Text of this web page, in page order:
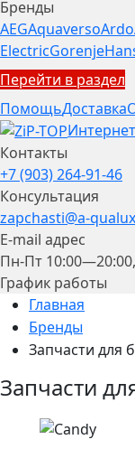
Бренды
AEGAquaversoArdo
ElectricGorenje
Перейти в раздел
ПомощьДоставка
Контакты
+7 (903) 264-91-46
Консультация
zapchasti@a-
E-mail адрес
Пн-Пт
График работы
Главная
Бренды
Запчасти для
Запчасти